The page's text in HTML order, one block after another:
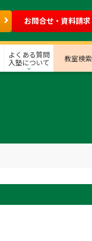
お問合せ・資料請求
よくある質問
入塾について
教室検索